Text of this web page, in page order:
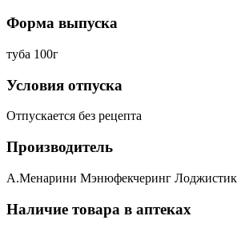
Форма выпуска
туба 100г
Условия отпуска
Отпускается без рецепта
Производитель
А.Менарини Мэнюфекчеринг
Наличие товара в аптеках